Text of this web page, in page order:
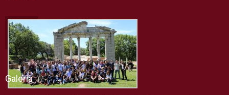
Galeria